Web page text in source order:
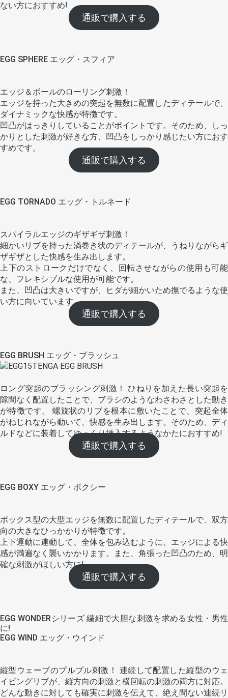
ない方におすすめ!
通販で購入する
EGG SPHERE エッグ・スフィア
エッジ＆ボールのローリング刺激！
エッジを持った大きめの突起を無数に配置したディテールで、
ダイナミックな快感が特徴です。
凹凸がはっきりしていることがポイントです。そのため、しっ
かりとした刺激が好きな方、凹凸をしっかり感じたい方におす
すめです。
通販で購入する
EGG TORNADO エッグ・トルネード
スパイラルエッジのギザギザ刺激！
細かいリブを持った渦巻き状のディテールが、うねりながらギ
ザギザとした快感を生み出します。
上下のストロークだけでなく、回転させながらの使用も可能
な、フレキシブルな使用が可能です。
また、凹凸は大きいですが、ヒダが細かいため撫でるような使
い方に向いています。
通販で購入する
EGG BRUSH エッグ・ブラッシュ
ロング突起のブラッシング刺激！ ひねりを加えた長い突起を
隙間なく配置したことで、ブラシのようなわさわさとした動き
が特徴です。 螺旋状のリブを根本に敷いたことで、突起全体
がねじれながら動いて、快感を生み出します。そのため、ディ
ルドなどに装着してゆっくり挿入するようなかたにおすすめ!
通販で購入する
EGG BOXY エッグ・ボクシー
ボックス型の大型エッジを無数に配置したディテールで、双方
向の大きなひっかかりが特徴です。
上下運動に連動して、全体を包み込むように、エッジによる快
感が満遍なく襲いかかります。また、角張った凹凸のため、明
確な刺激がほしい方に!
通販で購入する
EGG WONDERシリーズ 繊細で大胆な刺激を求める女性・男性
に!
EGG WIND エッグ・ウインド
縦型ウェーブのプルプル刺激！ 連続して配置した縦型のウェ
イビングリブが、縦方向の刺激と横回転の刺激の両方に対応。
どんな動きに対しても確実に刺激を伝えて、絶え間ない連続リ